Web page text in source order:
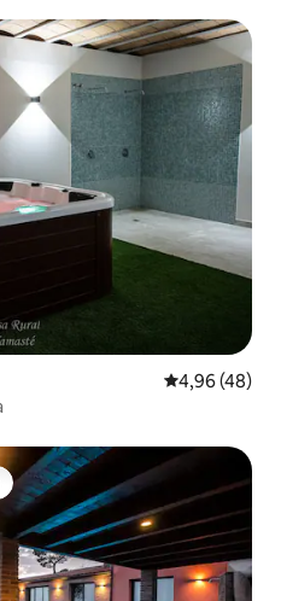
Note
4,96 (48)
les plus aimés